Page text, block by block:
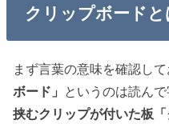
クリップボードと
まず言葉の意味を確認し
ボード」 というのは読ん
挟むクリップが付いた板